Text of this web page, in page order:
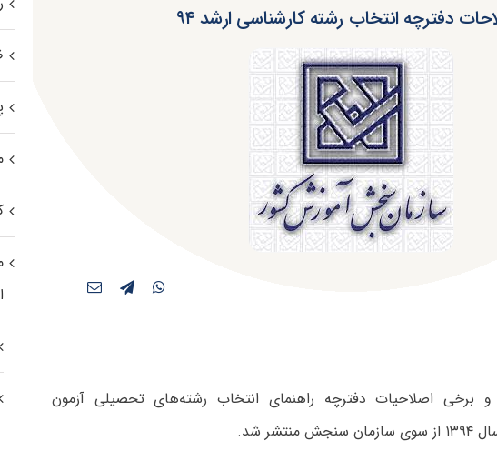
دفترچه انتخاب رشته کارشناسی ارشد ۹۴
برخی اصلاحیات دفترچه راهنمای انتخاب رشته‌های تحصیلی آزمون
شد.